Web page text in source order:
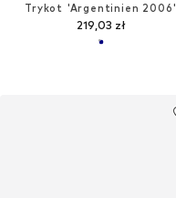
Trykot 'Argentinien 2006'
219,03 zł